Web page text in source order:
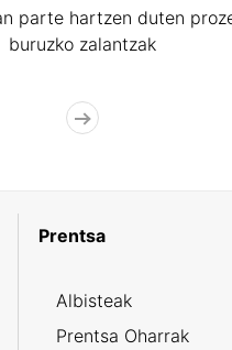
parte hartzen duten
buruzko zalantzak
Prentsa
Albisteak
Prentsa Oharrak